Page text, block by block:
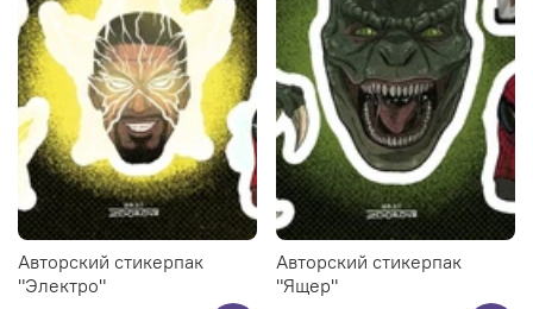
Авторский стикерпак
"Электро"
Авторский стикерпак
"Ящер"